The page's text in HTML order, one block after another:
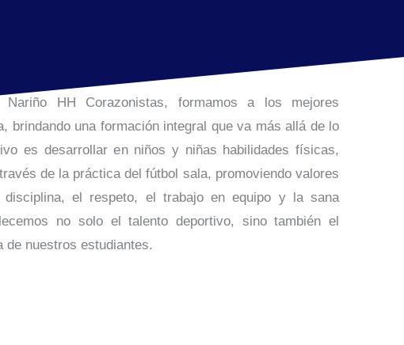
HH Corazonistas, formamos a los mejores
brindando una formación integral que va más allá de lo
es desarrollar en niños y niñas habilidades físicas,
de la práctica del fútbol sala, promoviendo valores
disciplina, el respeto, el trabajo en equipo y la sana
no solo el talento deportivo, sino también el
nuestros estudiantes.